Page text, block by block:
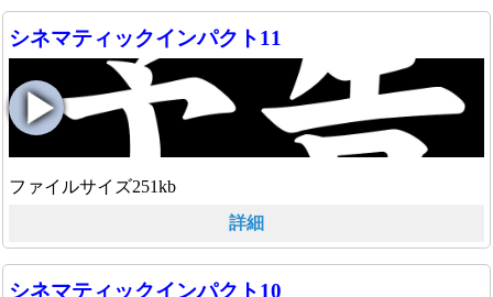
シネマティックインパクト11
ファイルサイズ251kb
詳細
シネマティックインパクト10